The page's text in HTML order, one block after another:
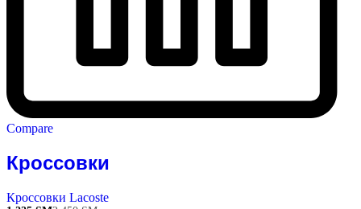
Compare
Кроссовки
Кроссовки Lacoste